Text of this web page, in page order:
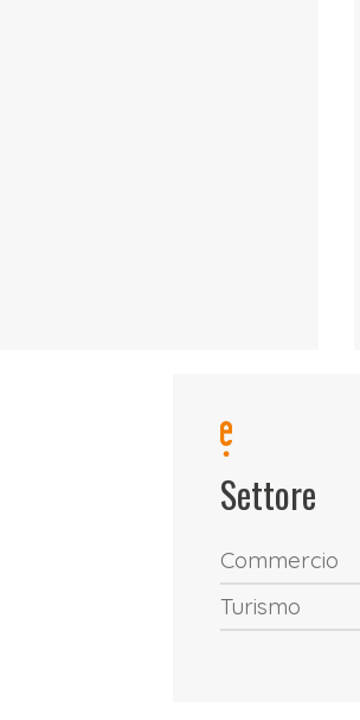
Settore
Commercio
Turismo